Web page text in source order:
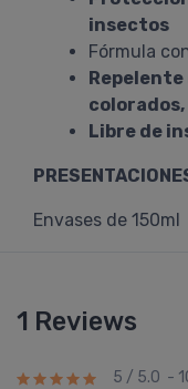
insectos
Fórmula
Repelente
Libre de
Envases de 150ml
1 Reviews
5 / 5.0 -